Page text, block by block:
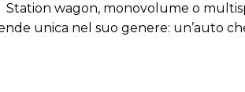
Station wagon, monovolume o
unica nel suo genere: un’auto